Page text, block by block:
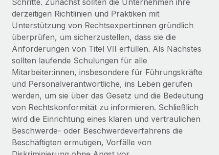
DIENSTLEISTUNGEN
Frag unsere Expert:innen
Hilfe von Expert:innen für globale HR & Compliance
Background-Checks
Einfacheres Bewerber:innen-Screening
Compliance Watchtower
Lückenlose Compliance
Geräteverwaltung
Globale Bereitstellung und Verfolgung von IT-
Geräten
Remote Build Demnächst verfügbar
Beratung zu Integrationen und KI-Automatisierung
FALLSTUDIEN
So hat der KI-Vorreiter Weaviate sein Team mit
Remote um 120 % vergrößert
Weaviate auf einen Blick Weaviate entwickelt KI-basierte
Open-Source-Infrastrukturen. Das...
Mehr erfahren
Insights Center
Hol dir Unterstützung
Alle Ressourcen anzeigen
BLOG
Globale Payroll
EOR und PEO
Schritte. Zunächst sollten die Unternehmen ihre
derzeitigen Richtlinien und Praktiken mit
Unterstützung von Rechtsexpert:innen gründlich
überprüfen, um sicherzustellen, dass sie die
Anforderungen von Titel VII erfüllen. Als Nächstes
sollten laufende Schulungen für alle
Mitarbeiter:innen, insbesondere für Führungskräfte
und Personalverantwortliche, ins Leben gerufen
werden, um sie über das Gesetz und die Bedeutung
von Rechtskonformität zu informieren. Schließlich
wird die Einrichtung eines klaren und vertraulichen
Beschwerde- oder Beschwerdeverfahrens die
Beschäftigten ermutigen, Vorfälle von